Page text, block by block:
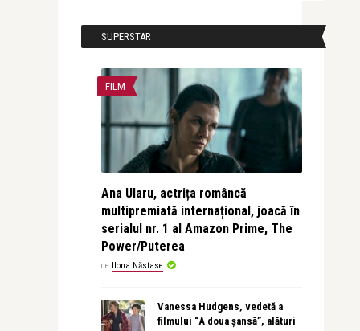
SUPERSTAR
FILM
Ana Ularu, actrița româncă
multipremiată internațional, joacă în
serialul nr. 1 al Amazon Prime, The
Power/Puterea
de Ilona Năstase
Vanessa Hudgens, vedetă a
filmului “A doua șansă”, alături